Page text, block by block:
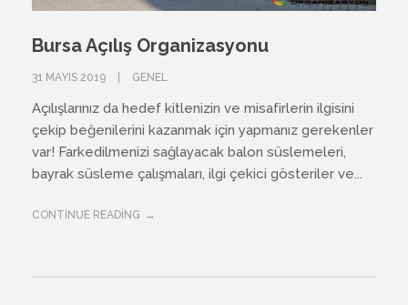
Bursa Açılış Organizasyonu
31 MAYIS 2019 GENEL
Açılışlarınız da hedef kitlenizin ve misafirlerin ilgisini
çekip beğenilerini kazanmak için yapmanız gerekenler
var! Farkedilmenizi sağlayacak balon süslemeleri,
bayrak süsleme çalışmaları, ilgi çekici gösteriler ve...
CONTINUE READING